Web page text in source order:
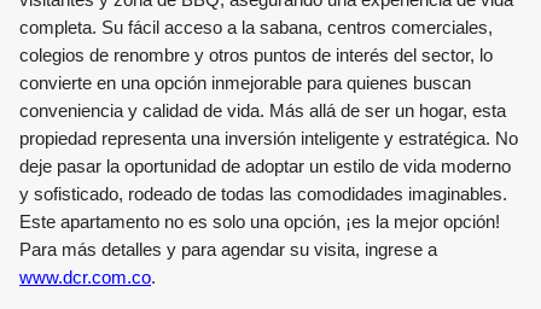
completa. Su fácil acceso a la sabana, centros comerciales,
colegios de renombre y otros puntos de interés del sector, lo
convierte en una opción inmejorable para quienes buscan
conveniencia y calidad de vida. Más allá de ser un hogar, esta
propiedad representa una inversión inteligente y estratégica. No
deje pasar la oportunidad de adoptar un estilo de vida moderno
y sofisticado, rodeado de todas las comodidades imaginables.
Este apartamento no es solo una opción, ¡es la mejor opción!
Para más detalles y para agendar su visita, ingrese a
www.dcr.com.co.